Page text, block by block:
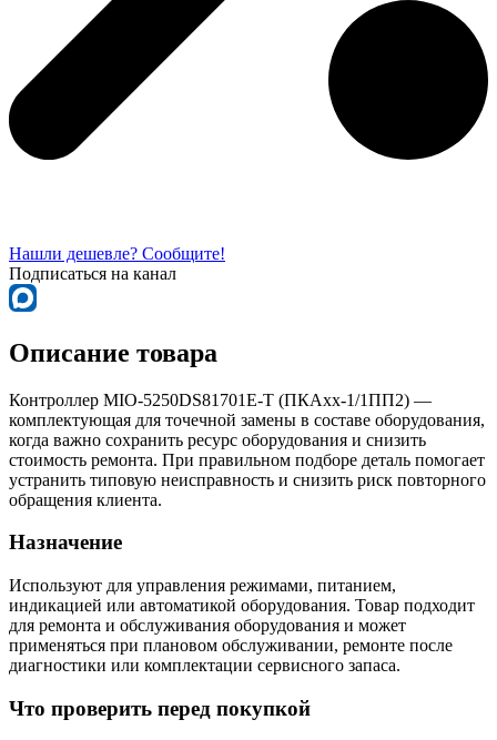
Нашли дешевле? Сообщите!
Подписаться на канал
Описание товара
Контроллер MIO-5250DS81701E-T (ПКАхх-1/1ПП2) —
комплектующая для точечной замены в составе оборудования,
когда важно сохранить ресурс оборудования и снизить
стоимость ремонта. При правильном подборе деталь помогает
устранить типовую неисправность и снизить риск повторного
обращения клиента.
Назначение
Используют для управления режимами, питанием,
индикацией или автоматикой оборудования. Товар подходит
для ремонта и обслуживания оборудования и может
применяться при плановом обслуживании, ремонте после
диагностики или комплектации сервисного запаса.
Что проверить перед покупкой